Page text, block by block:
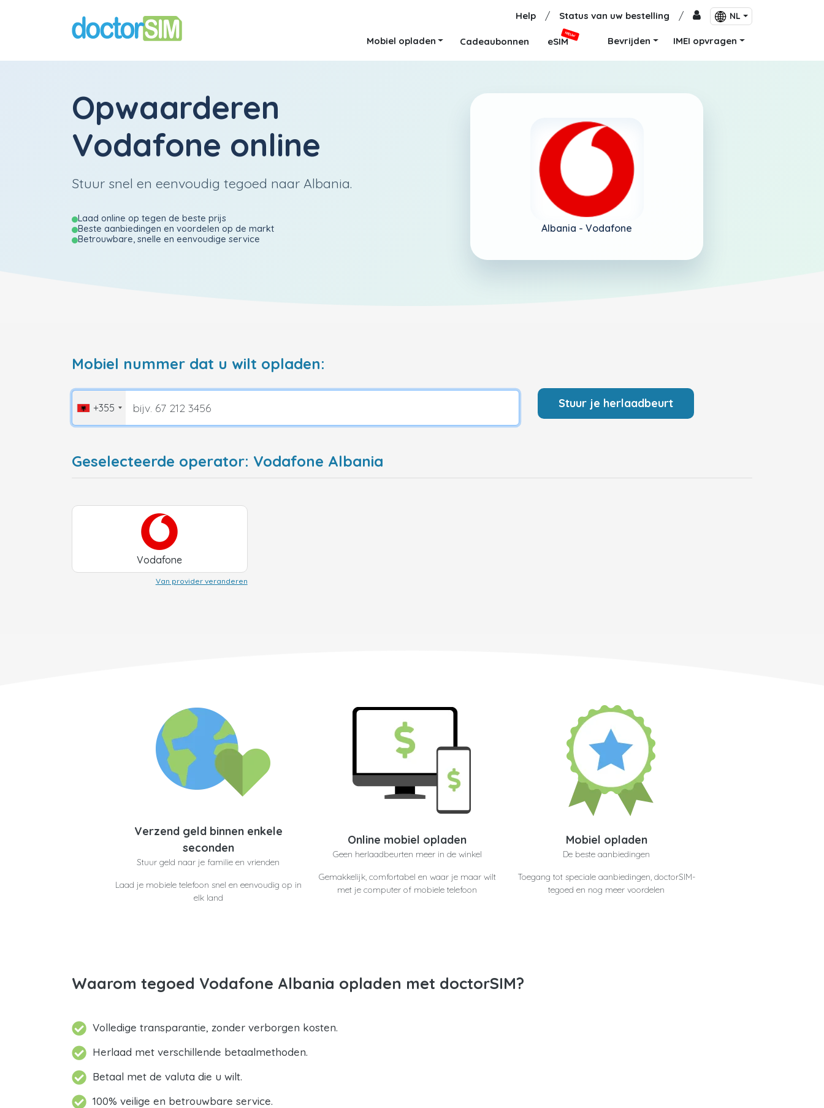
Help / Status van uw bestelling / NL
Mobiel opladen Cadeaubonnen eSIM
NIEUW
Bevrijden IMEI opvragen
Opwaarderen
Vodafone online
Stuur snel en eenvoudig tegoed naar Albania.
Laad online op tegen de beste prijs
Beste aanbiedingen en voordelen op de markt
Betrouwbare, snelle en eenvoudige service
Albania - Vodafone
Mobiel nummer dat u wilt opladen:
+355 Stuur je herlaadbeurt
Geselecteerde operator: Vodafone Albania
Vodafone
Van provider veranderen
Verzend geld binnen enkele
seconden
Stuur geld naar je familie en vrienden
Laad je mobiele telefoon snel en eenvoudig op in
elk land
Online mobiel opladen
Geen herlaadbeurten meer in de winkel
Gemakkelijk, comfortabel en waar je maar wilt
met je computer of mobiele telefoon
Mobiel opladen
De beste aanbiedingen
Toegang tot speciale aanbiedingen, doctorSIM-
tegoed en nog meer voordelen
Waarom tegoed Vodafone Albania opladen met doctorSIM?
Volledige transparantie, zonder verborgen kosten.
Herlaad met verschillende betaalmethoden.
Betaal met de valuta die u wilt.
100% veilige en betrouwbare service.